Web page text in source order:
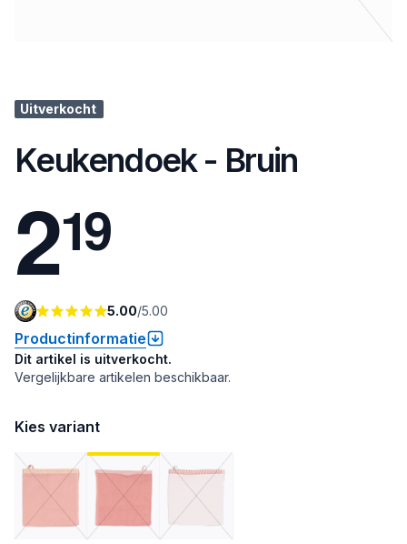
Uitverkocht
Keukendoek - Bruin
219
5.00/5.00
Productinformatie
Dit artikel is uitverkocht.
Vergelijkbare artikelen beschikbaar.
Kies variant